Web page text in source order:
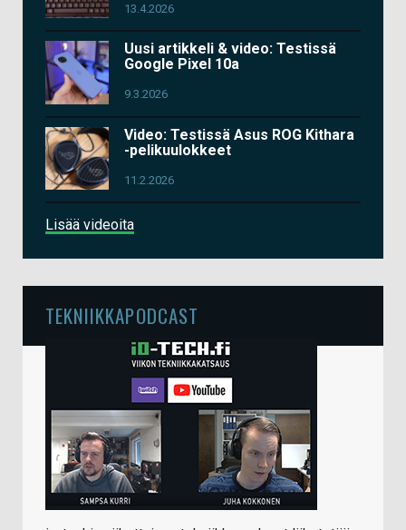
13.4.2026
Uusi artikkeli & video: Testissä
Google Pixel 10a
9.3.2026
Video: Testissä Asus ROG Kithara
-pelikuulokkeet
11.2.2026
Lisää videoita
TEKNIIKKAPODCAST